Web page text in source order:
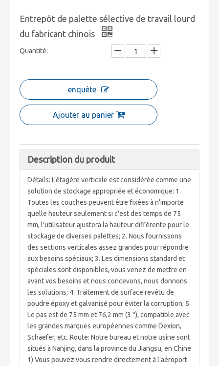
Entrepôt de palette sélective de travail lourd
du fabricant chinois
Quantité:
enquête
Ajouter au panier
Description du produit
Détails: L'étagère verticale est considérée comme une
solution de stockage appropriée et économique: 1.
Toutes les couches peuvent être fixées à n'importe
quelle hauteur seulement si c'est des temps de 75
mm, l'utilisateur ajustera la hauteur différente pour le
stockage de diverses palettes; 2. Nous fournissons
des sections verticales assez grandes pour répondre
aux besoins spéciaux; 3. Les dimensions standard et
spéciales sont disponibles, vous venez de mettre en
avant vos besoins et nous concevons, nous donnons
les solutions; 4. Traitement de surface revêtu de
poudre époxy et galvanisé pour éviter la corruption; 5.
Le pas est de 75 mm et 76,2 mm (3 ''), compatible avec
les grandes marques européennes comme Dexion,
Schaefer, etc. Route: Notre bureau et notre usine sont
situés à Nanjing, dans la province du Jiangsu, en Chine
1) Vous pouvez vous rendre directement à l'aéroport